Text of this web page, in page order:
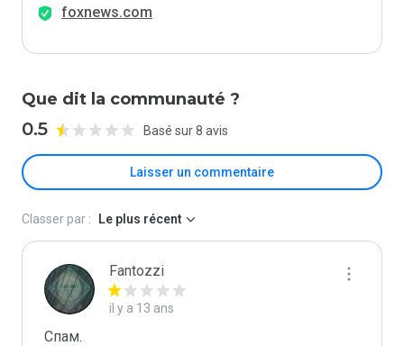
foxnews.com
Que dit la communauté ?
0.5 Basé sur 8 avis
Laisser un commentaire
Classer par : Le plus récent
Fantozzi
il y a 13 ans
Спaм.